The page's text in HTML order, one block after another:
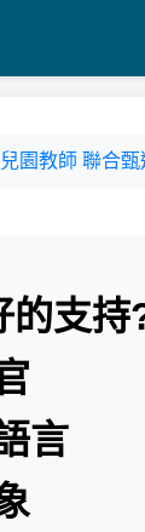
園教師 聯合
的支持
言